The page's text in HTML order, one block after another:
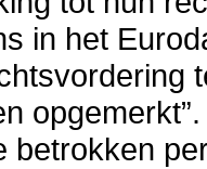
in het
betrokken